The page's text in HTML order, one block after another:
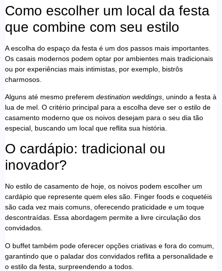
Como escolher um local da festa
que combine com seu estilo
A escolha do espaço da festa é um dos passos mais importantes.
Os casais modernos podem optar por ambientes mais tradicionais
ou por experiências mais intimistas, por exemplo, bistrôs
charmosos.
Alguns até mesmo preferem destination weddings , unindo a festa à
lua de mel. O critério principal para a escolha deve ser o estilo de
casamento moderno que os noivos desejam para o seu dia tão
especial, buscando um local que reflita sua história.
O cardápio: tradicional ou
inovador?
No estilo de casamento de hoje, os noivos podem escolher um
cardápio que represente quem eles são. Finger foods e coquetéis
são cada vez mais comuns, oferecendo praticidade e um toque
descontraídas. Essa abordagem permite a livre circulação dos
convidados.
O buffet também pode oferecer opções criativas e fora do comum,
garantindo que o paladar dos convidados reflita a personalidade e
o estilo da festa, surpreendendo a todos.